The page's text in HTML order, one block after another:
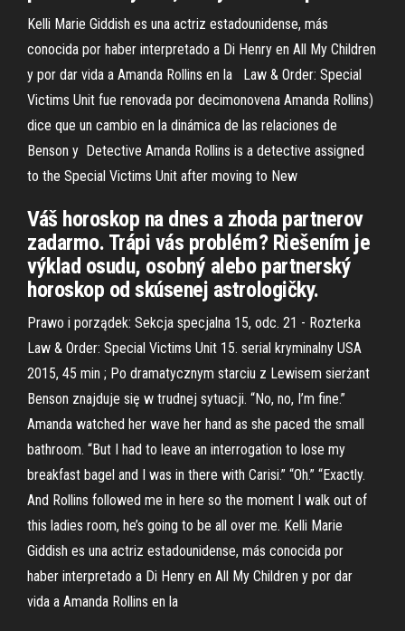
Kelli Marie Giddish es una actriz estadounidense, más
conocida por haber interpretado a Di Henry en All My Children
y por dar vida a Amanda Rollins en la Law & Order: Special
Victims Unit fue renovada por decimonovena Amanda Rollins)
dice que un cambio en la dinámica de las relaciones de
Benson y Detective Amanda Rollins is a detective assigned
to the Special Victims Unit after moving to New
Váš horoskop na dnes a zhoda partnerov
zadarmo. Trápi vás problém? Riešením je
výklad osudu, osobný alebo partnerský
horoskop od skúsenej astrologičky.
Prawo i porządek: Sekcja specjalna 15, odc. 21 - Rozterka
Law & Order: Special Victims Unit 15. serial kryminalny USA
2015, 45 min ; Po dramatycznym starciu z Lewisem sierżant
Benson znajduje się w trudnej sytuacji. “No, no, I’m fine.”
Amanda watched her wave her hand as she paced the small
bathroom. “But I had to leave an interrogation to lose my
breakfast bagel and I was in there with Carisi.” “Oh.” “Exactly.
And Rollins followed me in here so the moment I walk out of
this ladies room, he’s going to be all over me. Kelli Marie
Giddish es una actriz estadounidense, más conocida por
haber interpretado a Di Henry en All My Children y por dar
vida a Amanda Rollins en la